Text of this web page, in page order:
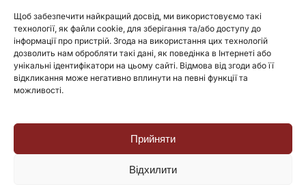
Щоб забезпечити найкращий досвід, ми використовуємо такі
технології, як файли cookie, для зберігання та/або доступу до
інформації про пристрій. Згода на використання цих технологій
дозволить нам обробляти такі дані, як поведінка в Інтернеті або
унікальні ідентифікатори на цьому сайті. Відмова від згоди або її
відкликання може негативно вплинути на певні функції та
можливості.
Прийняти
Відхилити
ТЦ “Оазіс”
м. Київ, Оболоньский проспект 47/42
+38(098)636-37-75
Пн – НД с 10:00 до 20:00
Про нас
Доставка, оплата, гарантія
Публічний договір (оферта)